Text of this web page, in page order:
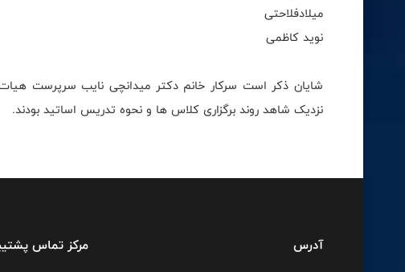
میلادفلاحتی ‌
نوید کاظمی
شایان ذکر است سرکار خانم دکتر میدانچی نایب سرپرست
نزدیک شاهد روند برگزاری کلاس ها و نحوه تدریس اساتید بودند.
آدرس مرکز تماس